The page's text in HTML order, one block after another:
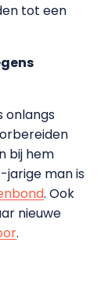
tot een
onlangs
bij hem
jarige man is
. Ook
nieuwe
.